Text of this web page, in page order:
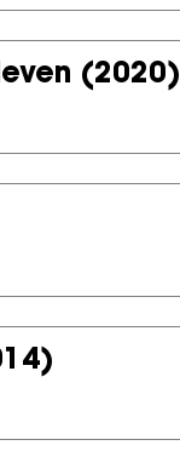
(2020)